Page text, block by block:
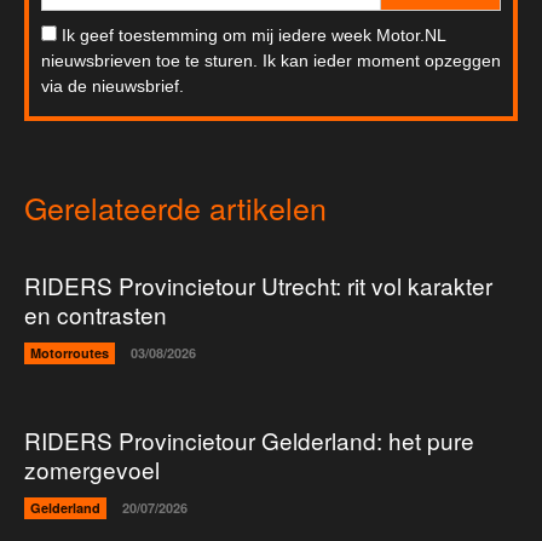
Ik geef toestemming om mij iedere week Motor.NL
nieuwsbrieven toe te sturen. Ik kan ieder moment opzeggen
via de nieuwsbrief.
Gerelateerde artikelen
RIDERS Provincietour Utrecht: rit vol karakter
en contrasten
Motorroutes 03/08/2026
RIDERS Provincietour Gelderland: het pure
zomergevoel
Gelderland 20/07/2026